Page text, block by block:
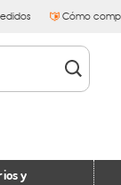
Cómo
y